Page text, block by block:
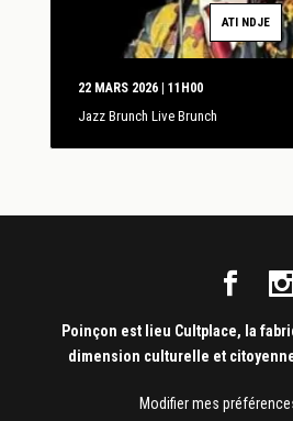
ATI NDJE
22 MARS 2026 | 11H00
Jazz Brunch Live Brunch
Poinçon est lieu Cultplace, la
dimension culturelle et
Modifier mes